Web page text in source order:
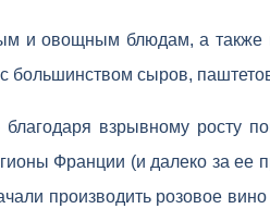
и овощным блюдам, а также
большинством сыров,
взрывному росту
Франции (и далеко за ее
производить розовое